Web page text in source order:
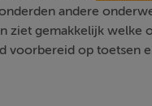
andere
ziet gemakkelijk welke
voorbereid op toetsen